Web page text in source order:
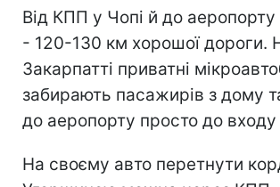
Від КПП у Чопі й до
- 120-130 км хорошої дороги.
Закарпатті приватні
забирають пасажирів з дому
до аеропорту просто до входу
На своєму авто перетнути